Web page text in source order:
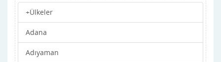
+Ülkeler
Adana
Adıyaman